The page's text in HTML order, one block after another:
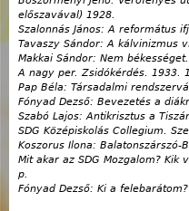
előszavával) 1928.
Szalonnás János: A református
Tavaszy Sándor: A kálvinizmus
Makkai Sándor: Nem
A nagy per. Zsidókérdés. 1933.
Pap Béla: Társadalmi
Fónyad Dezső: Bevezetés a
Szabó Lajos: Antikrisztus a
SDG Középiskolás Collegium.
Koszorus Ilona: Balatonszárszó-
Mit akar az SDG Mozgalom? Kik
p.
Fónyad Dezső: Ki a